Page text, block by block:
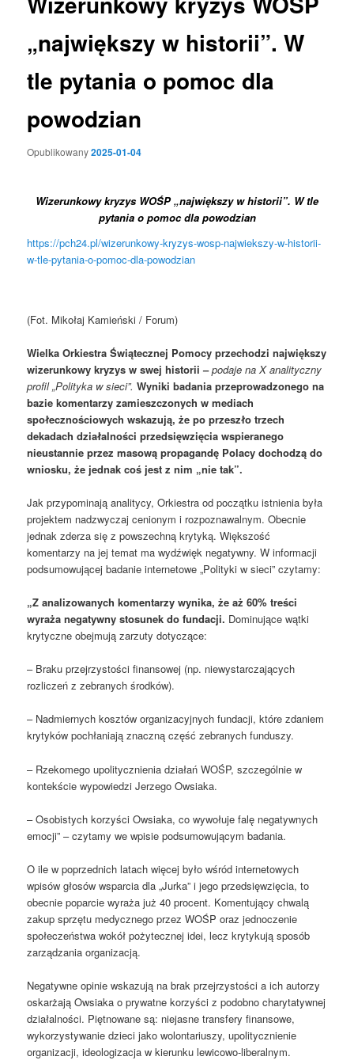
„największy w historii”. W
tle pytania o pomoc dla
powodzian
Opublikowany2025-01-04
Wizerunkowy kryzys WOŚP „największy w historii”. W tle
pytania o pomoc dla powodzian
https://pch24.pl/wizerunkowy-kryzys-wosp-najwiekszy-w-historii-
w-tle-pytania-o-pomoc-dla-powodzian
(Fot. Mikołaj Kamieński / Forum)
Wielka Orkiestra Świątecznej Pomocy przechodzi największy
wizerunkowy kryzys w swej historii –podaje na X analityczny
profil „Polityka w sieci”.Wyniki badania przeprowadzonego na
bazie komentarzy zamieszczonych w mediach
społecznościowych wskazują, że po przeszło trzech
dekadach działalności przedsięwzięcia wspieranego
nieustannie przez masową propagandę Polacy dochodzą do
wniosku, że jednak coś jest z nim „nie tak”.
Jak przypominają analitycy, Orkiestra od początku istnienia była
projektem nadzwyczaj cenionym i rozpoznawalnym. Obecnie
jednak zderza się z powszechną krytyką. Większość
komentarzy na jej temat ma wydźwięk negatywny. W informacji
podsumowującej badanie internetowe „Polityki w sieci” czytamy:
„Z analizowanych komentarzy wynika, że aż 60% treści
wyraża negatywny stosunek do fundacji. Dominujące wątki
krytyczne obejmują zarzuty dotyczące:
– Braku przejrzystości finansowej (np. niewystarczających
rozliczeń z zebranych środków).
– Nadmiernych kosztów organizacyjnych fundacji, które zdaniem
krytyków pochłaniają znaczną część zebranych funduszy.
– Rzekomego upolitycznienia działań WOŚP, szczególnie w
kontekście wypowiedzi Jerzego Owsiaka.
– Osobistych korzyści Owsiaka, co wywołuje falę negatywnych
emocji” – czytamy we wpisie podsumowującym badania.
O ile w poprzednich latach więcej było wśród internetowych
wpisów głosów wsparcia dla „Jurka” i jego przedsięwzięcia, to
obecnie poparcie wyraża już 40 procent. Komentujący chwalą
zakup sprzętu medycznego przez WOŚP oraz jednoczenie
społeczeństwa wokół pożytecznej idei, lecz krytykują sposób
zarządzania organizacją.
Negatywne opinie wskazują na brak przejrzystości a ich autorzy
oskarżają Owsiaka o prywatne korzyści z podobno charytatywnej
działalności. Piętnowane są: niejasne transfery finansowe,
wykorzystywanie dzieci jako wolontariuszy, upolitycznienie
organizacji, ideologizacja w kierunku lewicowo-liberalnym.